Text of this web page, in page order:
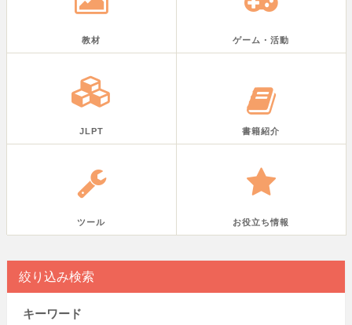
教材 ゲーム・活動
JLPT 書籍紹介
ツール お役立ち情報
絞り込み検索
キーワード